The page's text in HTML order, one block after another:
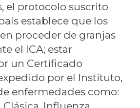
el protocolo suscrito
establece que los
proceder de granjas
el ICA; estar
un Certificado
por el Instituto,
enfermedades como: